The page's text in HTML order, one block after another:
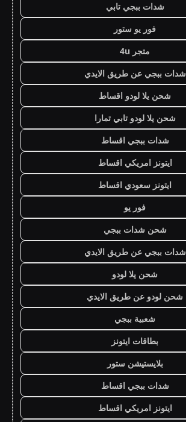
شدات ببجي تابي
فور يو ستور
متجر 4u
شدات ببجي عن طريق الايدي
شحن يلا لودو اقساط
شحن يلا لودو تابي تمارا
شدات ببجي اقساط
ايتونز امريكي اقساط
ايتونز سعودي اقساط
فور يو
شحن شدات ببجي
شدات ببجي عن طريق الايدي
شحن يلا لودو
شحن لودو عن طريق الايدي
شعبية ببجي
بطاقات ايتونز
بلايستيشن ستور
شدات ببجي اقساط
ايتونز امريكي اقساط